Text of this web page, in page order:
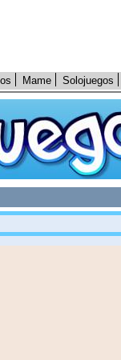
Mame Solojuegos